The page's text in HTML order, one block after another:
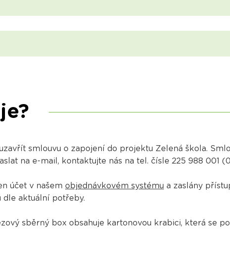
smlouvu o zapojení do projektu Zelená škola.
na e-mail, kontaktujte nás na tel. čísle 225 988 001
účet v našem objednávkovém systému a zaslány
dle aktuální potřeby.
sběrný box obsahuje kartonovou krabici, která se